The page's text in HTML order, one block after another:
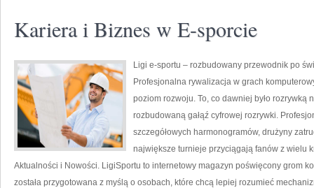
Kariera i Biznes w E-sporcie
Ligi e-sportu – rozbudowany przewodnik po
Profesjonalna rywalizacja w grach
poziom rozwoju. To, co dawniej było
rozbudowaną gałąź cyfrowej rozrywki.
szczegółowych harmonogramów, drużyny
największe turnieje przyciągają fanów z wielu
Aktualności i Nowości. LigiSportu to internetowy magazyn poświęcony grom
została przygotowana z myślą o osobach, które chcą lepiej rozumieć